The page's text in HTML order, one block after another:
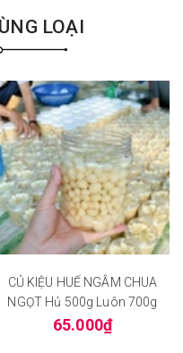
LOẠI
CỦ KIỆU HUẾ NGÂM CHUA
NGỌT Hủ 500g Luôn 700g
65.000₫